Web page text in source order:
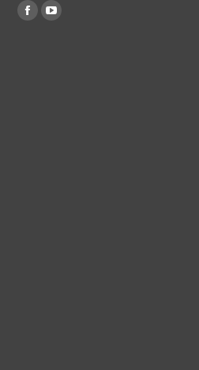
Encuéntranos en:
FacebookYouTube